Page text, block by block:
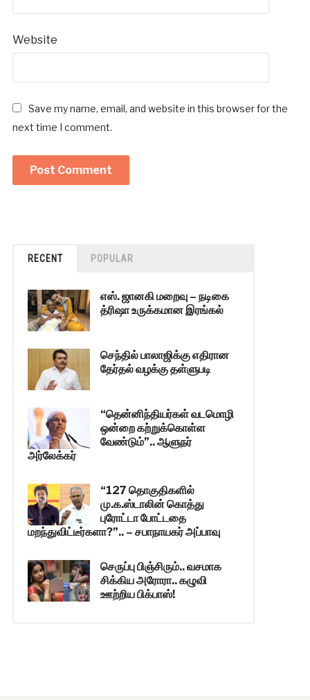
Website
Save my name, email, and website in this browser for the
next time I comment.
RECENT POPULAR
எஸ். ஜானகி மறைவு – நடிகை
த்ரிஷா உருக்கமான இரங்கல்
செந்தில் பாலாஜிக்கு எதிரான
தேர்தல் வழக்கு தள்ளுபடி
“தென்னிந்தியர்கள் வடமொழி
ஒன்றை கற்றுக்கொள்ள
வேண்டும்”.. ஆளுநர்
அர்லேக்கர்
“127 தொகுதிகளில்
மு.க.ஸ்டாலின் கொத்து
புரோட்டா போட்டதை
மறந்துவிட்டீர்களா?”.. – சபாநாயகர் அப்பாவு
செருப்பு பிஞ்சிரும்.. வசமாக
சிக்கிய அரோரா.. கழுவி
ஊற்றிய பிக்பாஸ்!